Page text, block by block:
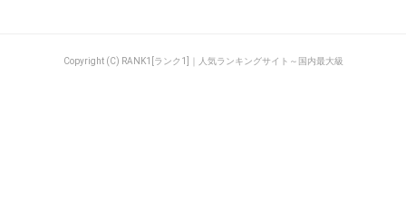
Copyright (C) RANK1[ランク1]｜人気ランキングサイト～国内最大級